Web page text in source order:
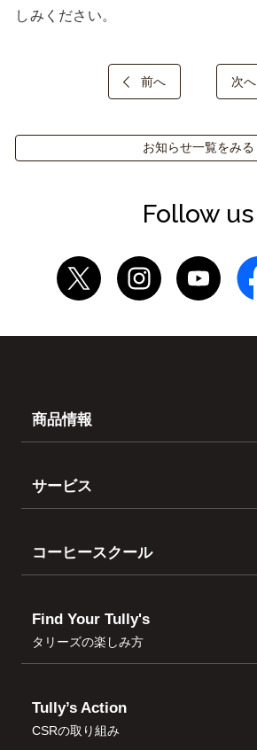
しみください。
前へ 次へ
お知らせ一覧をみる
Follow us
商品情報
サービス
コーヒースクール
Find Your Tully's
タリーズの楽しみ方
Tully’s Action
CSRの取り組み